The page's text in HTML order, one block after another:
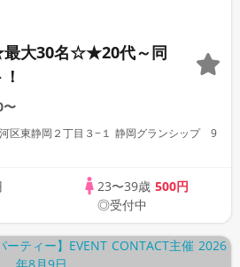
最大30名☆★20代～同
〜
丁目３−１ 静岡グランシップ 9
23〜39歳 500円
◎受付中